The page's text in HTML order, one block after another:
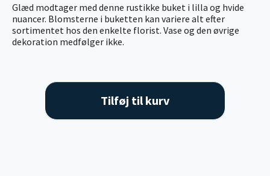
Glæd modtager med denne rustikke buket i lilla og hvide
nuancer. Blomsterne i buketten kan variere alt efter
sortimentet hos den enkelte florist. Vase og den øvrige
dekoration medfølger ikke.
Tilføj til kurv